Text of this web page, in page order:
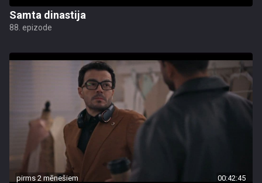
Samta dinastija
88. epizode
pirms 2 mēnešiem 00:42:45